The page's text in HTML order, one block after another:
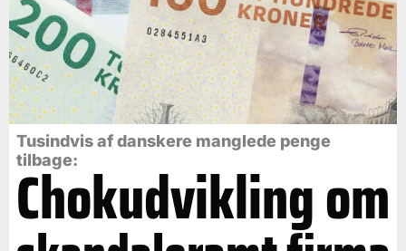
Tusindvis af danskere manglede penge
tilbage:
Chokudvikling om